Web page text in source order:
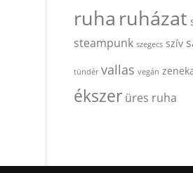
ruha ruházat
steampunk szegecs szív
tündér vallas vegán
ékszer üres ruha